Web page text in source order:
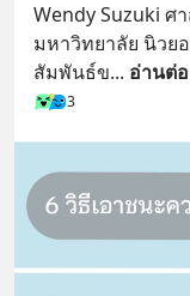
Wendy Suzuki ศ
มหาวิทยาลัย นิวย
สัมพันธ์ข... อ่านต่อ
3